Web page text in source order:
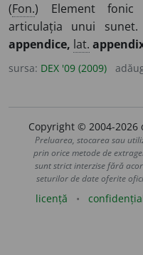
(Fon.) Element fonic
articulația unui
appendice, lat.
sursa: DEX '09 (2009)
Copyright © 2004-
Preluarea, stocarea sau
prin orice metode de
sunt strict interzise fără
seturilor de date oferite
licență